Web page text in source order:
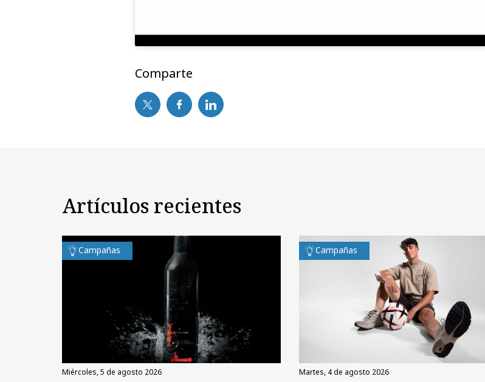
Comparte
Artículos recientes
Campañas
miércoles, 5 de agosto 2026
Campañas
martes, 4 de agosto 2026